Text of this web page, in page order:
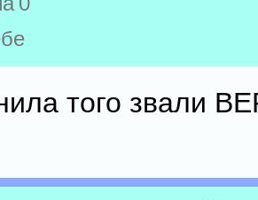
того звали